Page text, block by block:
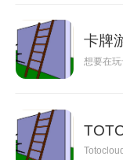
卡牌
想要在